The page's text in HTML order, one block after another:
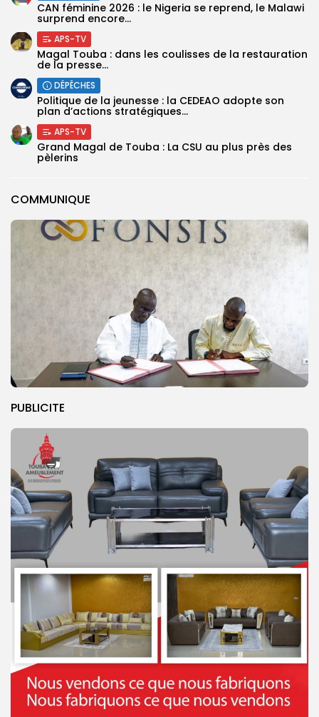
COMMUNIQUE
PUBLICITE
‎CAN féminine 2026 : le Nigeria se reprend, le Malawi
surprend encore...
APS-TV
Magal Touba : dans les coulisses de la restauration
de la presse...
DÉPÊCHES
Politique de la jeunesse : la CEDEAO adopte son
plan d’actions stratégiques...
APS-TV
Grand Magal de Touba : La CSU au plus près des
pèlerins